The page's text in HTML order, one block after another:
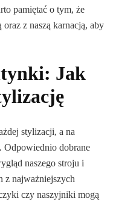
pamiętać o tym, że
z naszą karnacją, aby
Jak
stylizacji, a na
Odpowiednio dobrane
naszego stroju i
z najważniejszych
czy naszyjniki mogą